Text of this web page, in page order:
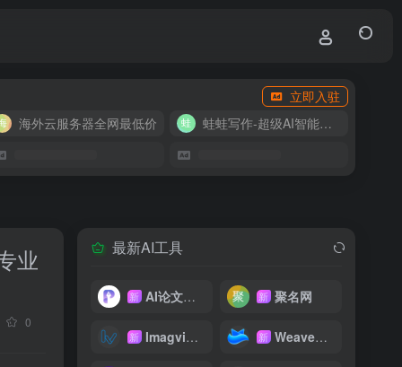
立即入驻
海外云服务器全网最低价 蛙蛙写作-超级AI智能写作助手
业
0
最新AI工具
新 AI论文写作 新 聚名网
新 Imagvio AI 新 WeaveFox